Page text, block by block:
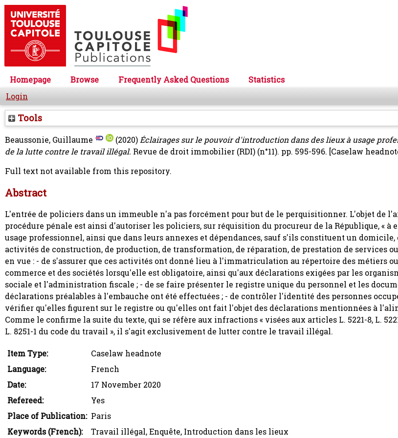
Homepage Browse Frequently Asked Questions
Statistics
Login
Tools
Beaussonie, Guillaume (2020)Éclairages sur le pouvoir d'introduction dans des lieux à usage
de la lutte contre le travail illégal. Revue de droit immobilier (RDI) (n°11). pp. 595-596. [Caselaw
Full text not available from this repository.
Abstract
L'entrée de policiers dans un immeuble n'a pas forcément pour but de le perquisitionner. L'objet de
procédure pénale est ainsi d'autoriser les policiers, sur réquisition du procureur de la République, « à
usage professionnel, ainsi que dans leurs annexes et dépendances, sauf s'ils constituent un domicile,
activités de construction, de production, de transformation, de réparation, de prestation de services
en vue : - de s'assurer que ces activités ont donné lieu à l'immatriculation au répertoire des métiers
commerce et des sociétés lorsqu'elle est obligatoire, ainsi qu'aux déclarations exigées par les
sociale et l'administration fiscale ; - de se faire présenter le registre unique du personnel et les
déclarations préalables à l'embauche ont été effectuées ; - de contrôler l'identité des personnes
vérifier qu'elles figurent sur le registre ou qu'elles ont fait l'objet des déclarations mentionnées à
Comme le confirme la suite du texte, qui se réfère aux infractions « visées aux articles L. 5221-8, L. 5221-
L. 8251-1 du code du travail », il s'agit exclusivement de lutter contre le travail illégal.
Item Type:
Caselaw headnote
Language:
French
Date:
17 November 2020
Refereed:
Yes
Place of Publication: Paris
Keywords (French):
Travail illégal, Enquête, Introduction dans les lieux